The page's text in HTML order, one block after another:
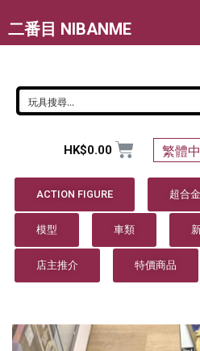
二番目 NIBANME
HK$0.00 繁體
ACTION FIGURE 超合金
模型 車類
店主推介 特價商品